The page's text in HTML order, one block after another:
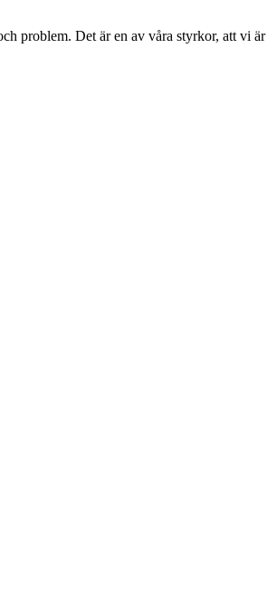
problem. Det är en av våra styrkor, att vi är